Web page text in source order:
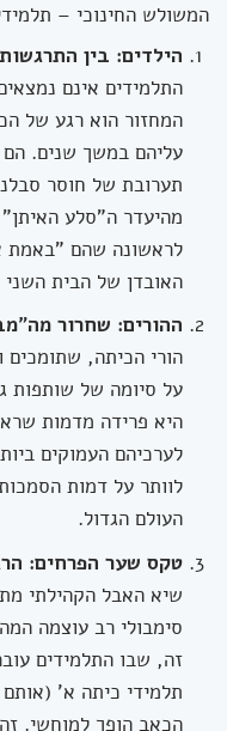
המשולש החינוכי –
הילדים: בין
התלמידים אינם
המחזור הוא רגע של
עליהם במשך שנים.
תערובת של חוסר
מהיעדר ה"סלע
לראשונה שהם "באמת
האובדן של הבית
ההורים: שחרור
הורי הכיתה, שתומכים
על סיומה של שותפות
היא פרידה מדמות
לערכיהם העמוקים
לוותר על דמות
העולם הגדול.
טקס שער הפרחים:
שיא האבל הקהילתי
סימבולי רב עוצמה
זה, שבו התלמידים
תלמידי כיתה א'
הכאב הופך למוחשי.